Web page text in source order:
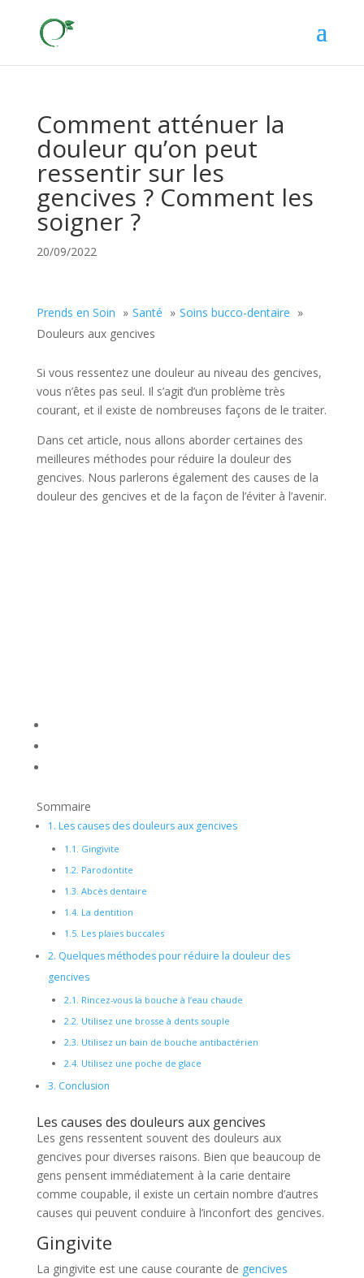
Comment atténuer la
douleur qu’on peut
ressentir sur les
gencives ? Comment les
soigner ?
20/09/2022
Prends en Soin Santé
Soins bucco-dentaire
Douleurs aux gencives
Si vous ressentez une douleur au niveau des gencives,
vous n’êtes pas seul. Il s’agit d’un problème très
courant, et il existe de nombreuses façons de le traiter.
Dans cet article, nous allons aborder certaines des
meilleures méthodes pour réduire la douleur des
gencives. Nous parlerons également des causes de la
douleur des gencives et de la façon de l’éviter à l’avenir.
Sommaire
1. Les causes des douleurs aux gencives
1.1. Gingivite
1.2. Parodontite
1.3. Abcès dentaire
1.4. La dentition
1.5. Les plaies buccales
2. Quelques méthodes pour réduire la douleur des
gencives
2.1. Rincez-vous la bouche à l’eau chaude
2.2. Utilisez une brosse à dents souple
2.3. Utilisez un bain de bouche antibactérien
2.4. Utilisez une poche de glace
3. Conclusion
Les causes des douleurs aux gencives
Les gens ressentent souvent des douleurs aux
gencives pour diverses raisons. Bien que beaucoup de
gens pensent immédiatement à la carie dentaire
comme coupable, il existe un certain nombre d’autres
causes qui peuvent conduire à l’inconfort des gencives.
Gingivite
La gingivite est une cause courante de gencives